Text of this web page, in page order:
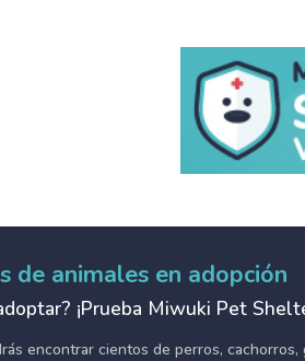
de animales en adopción
¡Prueba Miwuki Pet
encontrar cientos de perros,